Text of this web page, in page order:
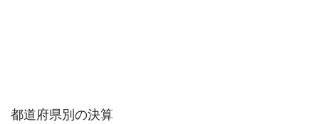
都道府県別の決算